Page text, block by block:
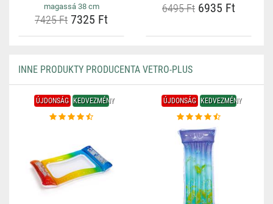
magassá 38 cm
7425 Ft 7325 Ft
6495 Ft 6935 Ft
INNE PRODUKTY PRODUCENTA VETRO-PLUS
ÚJDONSÁG KEDVEZMÉNY ÚJDONSÁG KEDVEZMÉNY